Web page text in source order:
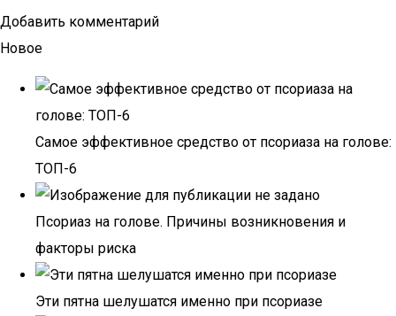
Добавить комментарий
Новое
Самое эффективное средство от псориаза на голове:
ТОП-6
Псориаз на голове. Причины возникновения и
факторы риска
Эти пятна шелушатся именно при псориазе